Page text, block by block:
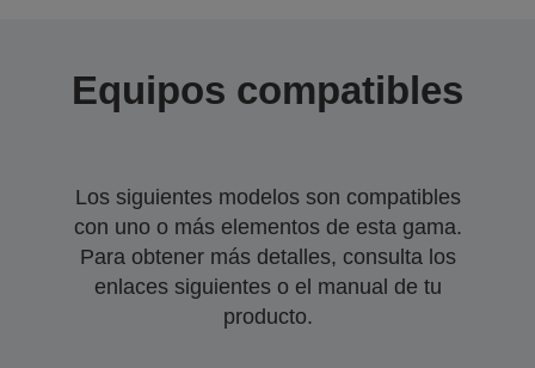
Equipos compatibles
Los siguientes modelos son compatibles
con uno o más elementos de esta gama.
Para obtener más detalles, consulta los
enlaces siguientes o el manual de tu
producto.